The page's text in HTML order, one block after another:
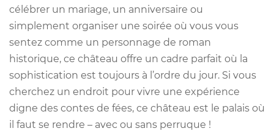
célébrer un mariage, un anniversaire ou
simplement organiser une soirée où vous vous
sentez comme un personnage de roman
historique, ce château offre un cadre parfait où la
sophistication est toujours à l’ordre du jour. Si vous
cherchez un endroit pour vivre une expérience
digne des contes de fées, ce château est le palais où
il faut se rendre – avec ou sans perruque !